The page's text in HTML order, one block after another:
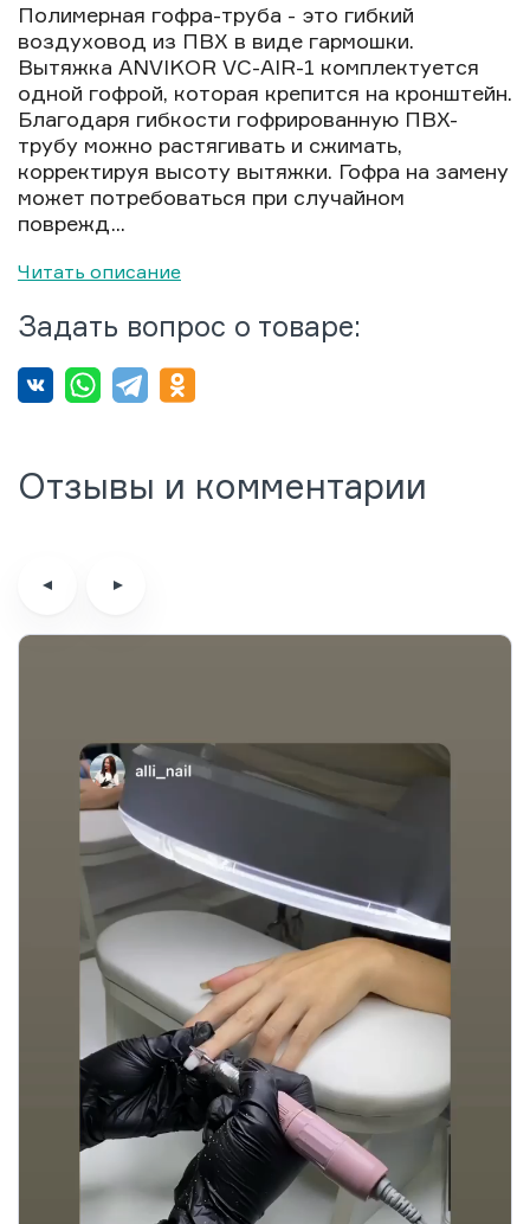
Полимерная гофра-труба - это гибкий
воздуховод из ПВХ в виде гармошки.
Вытяжка ANVIKOR VC-AIR-1 комплектуется
одной гофрой, которая крепится на кронштейн.
Благодаря гибкости гофрированную ПВХ-
трубу можно растягивать и сжимать,
корректируя высоту вытяжки. Гофра на замену
может потребоваться при случайном
поврежд...
Читать описание
Задать вопрос о товаре:
Отзывы и комментарии